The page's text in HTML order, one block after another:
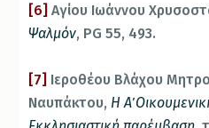
[6] Αγίου Ιωάννου
Ψαλμόν, PG 55, 493.
[7] Ιεροθέου Βλάχου
Ναυπάκτου, Η Α΄